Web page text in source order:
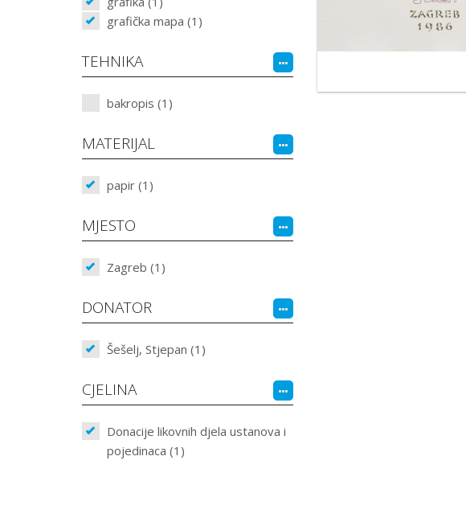
grafička mapa (1)
TEHNIKA
bakropis (1)
MATERIJAL
papir (1)
MJESTO
Zagreb (1)
DONATOR
Šešelj, Stjepan (1)
CJELINA
Donacije likovnih djela ustanova i
pojedinaca (1)